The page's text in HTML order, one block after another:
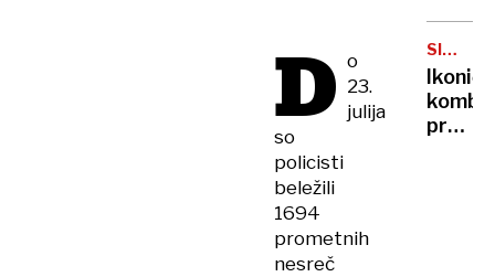
D o
23.
julija
so
policisti
beležili
1694
prometnih
nesreč
sin
zaradi
raka
SIMBOL
kombi